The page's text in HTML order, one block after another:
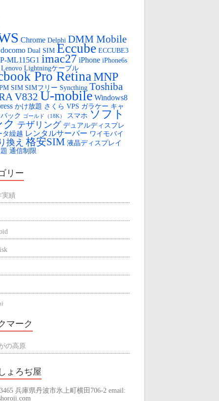
。
ひかり（クロスパスとPPPoEで冗長化）
Cloud VPSの盲点（AWSからの移行）
Cloud VPS 無料SSL
ボット
のLIVE配信用URLを固定する
Chrome Delphi DMM Mobile
docomo Dual SIM Eccube ECCUBE3
ML115G1 imac27 iPhone iPhone6s
Lenovo Lightningケーブル
Pro RetinaMNP
SIM SIMフリー Syncthing Toshiba
V832 U-mobile Windows8
かけ放題 さくら VPS ガラケー キャ
ック
ゴールド（18K） スマホ ソフト
テザリング デュアルディスプレ
タ繰越 レンタルサーバー ワイモバイ
換え 格安SIM 液晶ディスプレイ
通信制限
リー
実績
マーク
の高原
ょろぢ屋
兵庫県丹波市氷上町横田706-2 email: